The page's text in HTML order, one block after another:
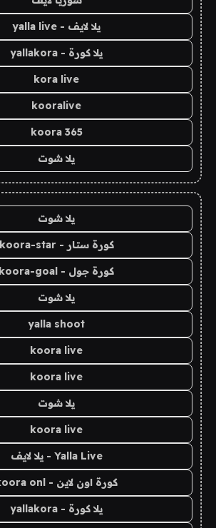
يلا لايف - yalla live
يلا كورة - yallakora
kora live
kooralive
koora 365
يلا شوت
يلا شوت
كورة ستار - koora-star
كورة جول - koora-goal
يلا شوت
yalla shoot
koora live
koora live
يلا شوت
koora live
Yalla Live - يلا لايف
كورة اون لاين - koora onl
يلا كورة - yallakora